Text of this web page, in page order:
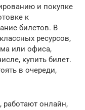
и покупке
к
билетов. В
ресурсов,
или офиса,
купить билет.
в очереди,
онлайн,